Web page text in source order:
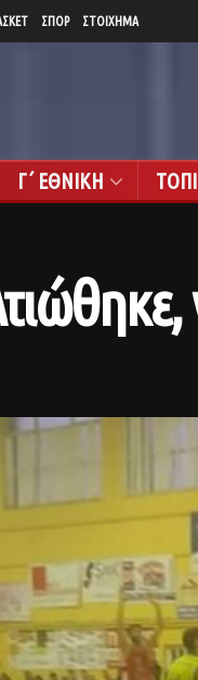
ΣΠΟΡ ΣΤΟΙΧΗΜΑ
Γ΄ ΕΘΝΙΚΗ